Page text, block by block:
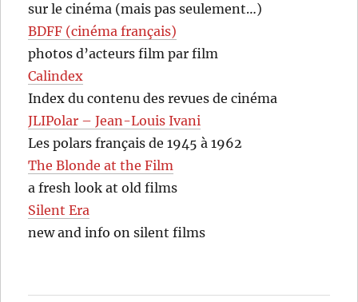
sur le cinéma (mais pas seulement…)
BDFF (cinéma français)
photos d’acteurs film par film
Calindex
Index du contenu des revues de cinéma
JLIPolar – Jean-Louis Ivani
Les polars français de 1945 à 1962
The Blonde at the Film
a fresh look at old films
Silent Era
new and info on silent films